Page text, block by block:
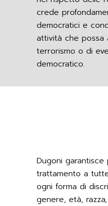
crede
democratici e
attività che possa
terrorismo o di
democratico.
Dugoni
trattamento a
ogni forma di
genere, età,